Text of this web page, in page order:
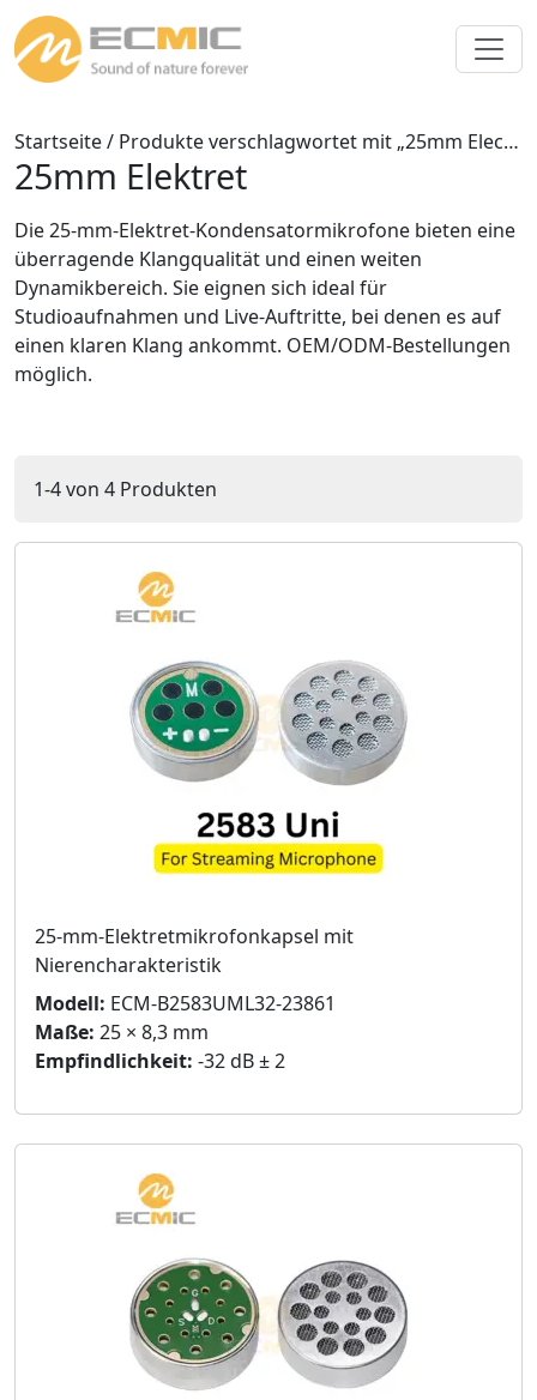
Startseite/ Produkte verschlagwortet mit „25mm Electret“
25mm Elektret
Die 25-mm-Elektret-Kondensatormikrofone bieten eine
überragende Klangqualität und einen weiten
Dynamikbereich. Sie eignen sich ideal für
Studioaufnahmen und Live-Auftritte, bei denen es auf
einen klaren Klang ankommt. OEM/ODM-Bestellungen
möglich.
1-4 von 4 Produkten
25-mm-Elektretmikrofonkapsel mit
Nierencharakteristik
Modell: ECM-B2583UML32-23861
Maße: 25 × 8,3 mm
Empfindlichkeit: -32 dB ± 2